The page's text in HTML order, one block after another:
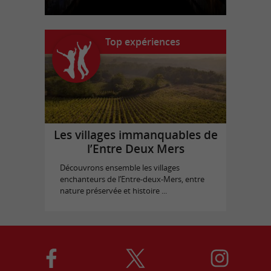
Top expériences
Les villages immanquables de
l’Entre Deux Mers
Découvrons ensemble les villages
enchanteurs de l’Entre-deux-Mers, entre
nature préservée et histoire ...